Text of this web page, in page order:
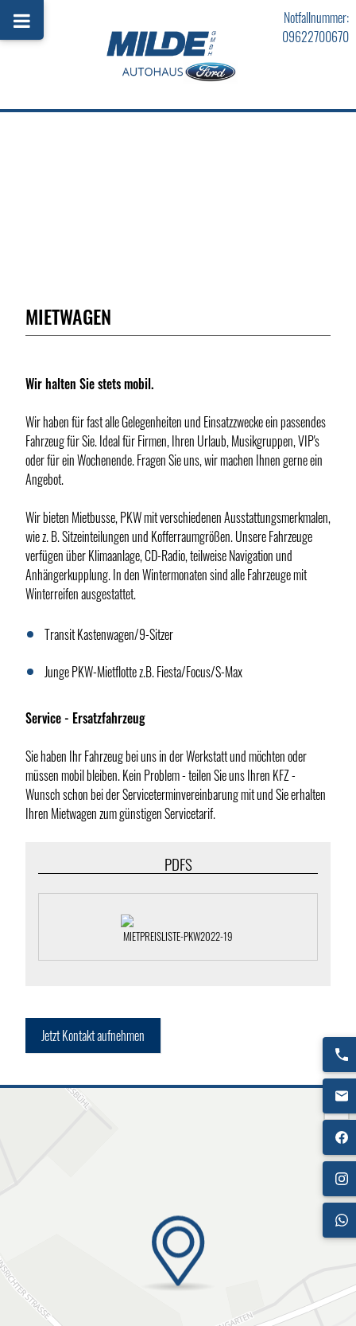
Notfallnummer:
09622700670
MIETWAGEN
Wir halten Sie stets mobil.
Wir haben für fast alle Gelegenheiten und Einsatzzwecke ein passendes
Fahrzeug für Sie. Ideal für Firmen, Ihren Urlaub, Musikgruppen, VIP's
oder für ein Wochenende. Fragen Sie uns, wir machen Ihnen gerne ein
Angebot.
Wir bieten Mietbusse, PKW mit verschiedenen Ausstattungsmerkmalen,
wie z. B. Sitzeinteilungen und Kofferraumgrößen. Unsere Fahrzeuge
verfügen über Klimaanlage, CD-Radio, teilweise Navigation und
Anhängerkupplung. In den Wintermonaten sind alle Fahrzeuge mit
Winterreifen ausgestattet.
Transit Kastenwagen/9-Sitzer
Junge PKW-Mietflotte z.B. Fiesta/Focus/S-Max
Service - Ersatzfahrzeug
Sie haben Ihr Fahrzeug bei uns in der Werkstatt und möchten oder
müssen mobil bleiben. Kein Problem - teilen Sie uns Ihren KFZ -
Wunsch schon bei der Serviceterminvereinbarung mit und Sie erhalten
Ihren Mietwagen zum günstigen Servicetarif.
PDFS
MIETPREISLISTE-PKW2022-19
Jetzt Kontakt aufnehmen